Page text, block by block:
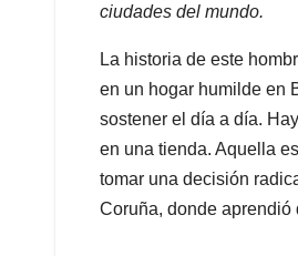
ciudades del mundo.
La historia de este
en un hogar humilde en
sostener el día a día.
en una tienda. Aquella
tomar una decisión
Coruña, donde